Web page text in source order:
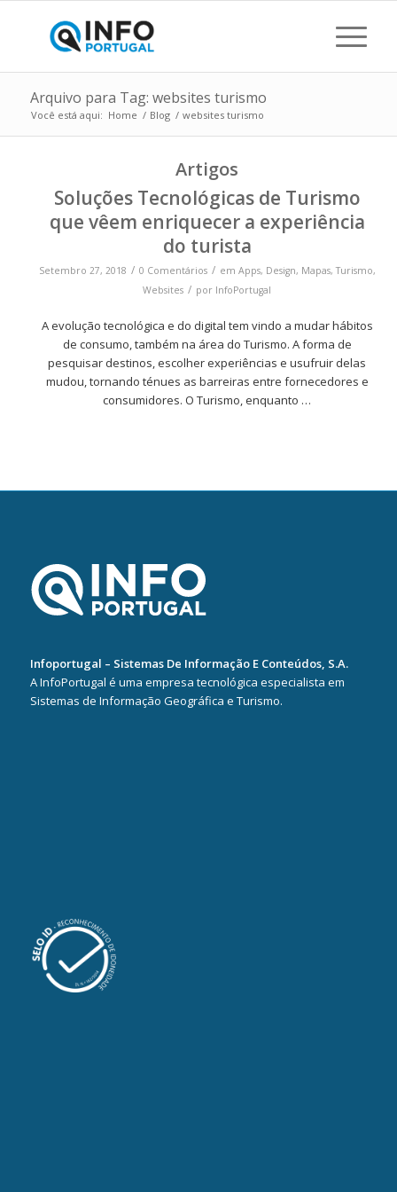
Arquivo para Tag: websites turismo
Você está aqui: Home / Blog / websites turismo
Artigos
Soluções Tecnológicas de Turismo
que vêem enriquecer a experiência
do turista
Setembro 27, 2018 / 0 Comentários / em Apps, Design, Mapas,Turismo,
Websites / por InfoPortugal
A evolução tecnológica e do digital tem vindo a mudar hábitos
de consumo, também na área do Turismo. A forma de
pesquisar destinos, escolher experiências e usufruir delas
mudou, tornando ténues as barreiras entre fornecedores e
consumidores. O Turismo, enquanto …
Infoportugal – Sistemas De Informação E Conteúdos, S.A.
A InfoPortugal é uma empresa tecnológica especialista em
Sistemas de Informação Geográfica e Turismo.